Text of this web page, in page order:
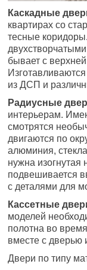
Каскадные
квартирах со
тесные
бывает с
из ДСП и
Радиусные
интерьерам.
смотрятся
двигаются по
алюминия,
нужна
подвешивается
с деталями для
Кассетные
моделей
полотна во
вместе с дверью
Двери по типу